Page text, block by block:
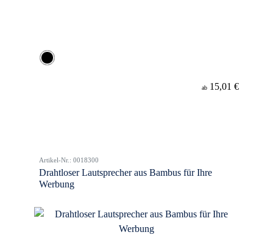
ab 15,01 €
Artikel-Nr.: 0018300
Drahtloser Lautsprecher aus Bambus für Ihre
Werbung